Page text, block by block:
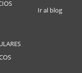
Ir al blog